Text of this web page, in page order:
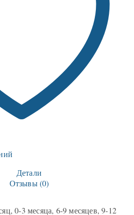
Детали
Отзывы (0)
0-3 месяца, 6-9 месяцев, 9-12